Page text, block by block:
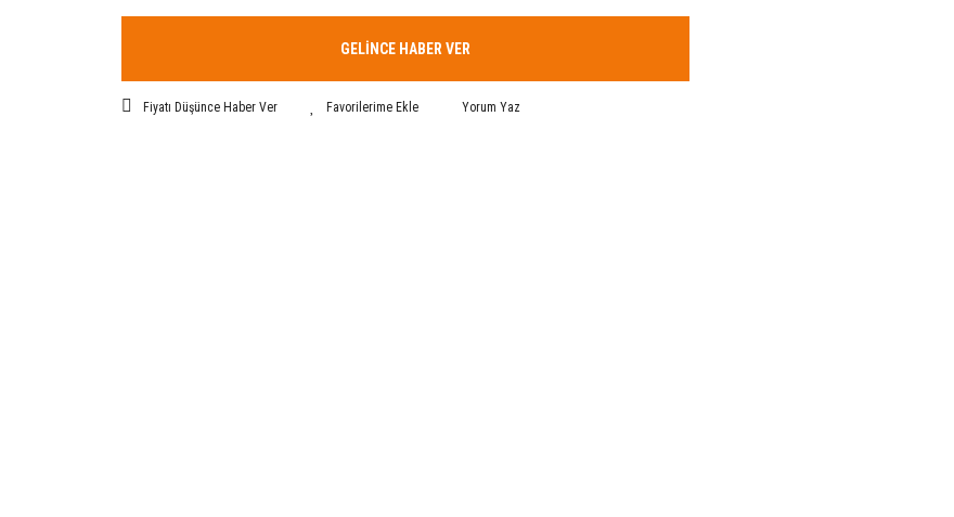
GELİNCE HABER VER
Fiyatı Düşünce Haber Ver Yorum Yaz